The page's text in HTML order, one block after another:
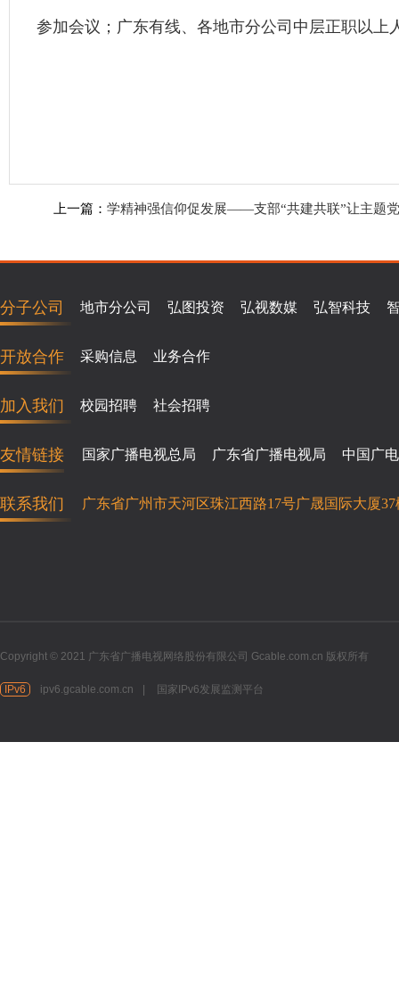
参加会议；广东有线、各地市分公司中层正职以
上一篇： 学精神强信仰促发展——支部“共建共联”让主题
分子公司 地市分公司 弘图投资 弘视数媒 弘智科技
开放合作 采购信息 业务合作
加入我们 校园招聘 社会招聘
友情链接 国家广播电视总局 广东省广播电视局 中国广电
联系我们 广东省广州市天河区珠江西路17号广晟国际大厦37
Copyright © 2021 广东省广播电视网络股份有限公司 Gcable.com.cn 版权所有
IPv6 ipv6.gcable.com.cn | 国家IPv6发展监测平台